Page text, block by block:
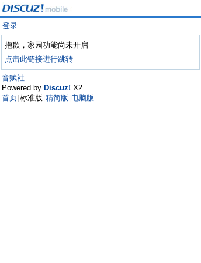
登录
抱歉，家园功能尚未开启
点击此链接进行跳转
音赋社
Powered by Discuz! X2
首页 标准版 精简版 电脑版